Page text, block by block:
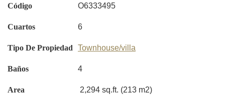
Código O6333495
Cuartos 6
Tipo De Propiedad Townhouse/villa
Baños 4
Area 2,294 sq.ft. (213 m2)